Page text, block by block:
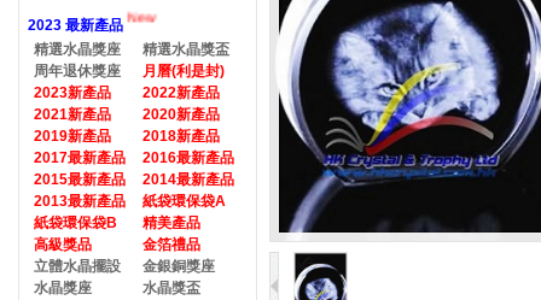
2023 最新產品
New
精選水晶獎座
精選水晶獎盃
周年退休獎座
月曆(利是封)
2023新產品
2022新產品
2021新產品
2020新產品
2019新產品
2018新產品
2017最新產品
2016最新產品
2015最新產品
2014最新產品
2013最新產品
紙袋環保袋A
紙袋環保袋B
精美產品
高級獎品
金箔禮品
立體水晶擺設
金銀銅獎座
水晶獎座
水晶獎盃